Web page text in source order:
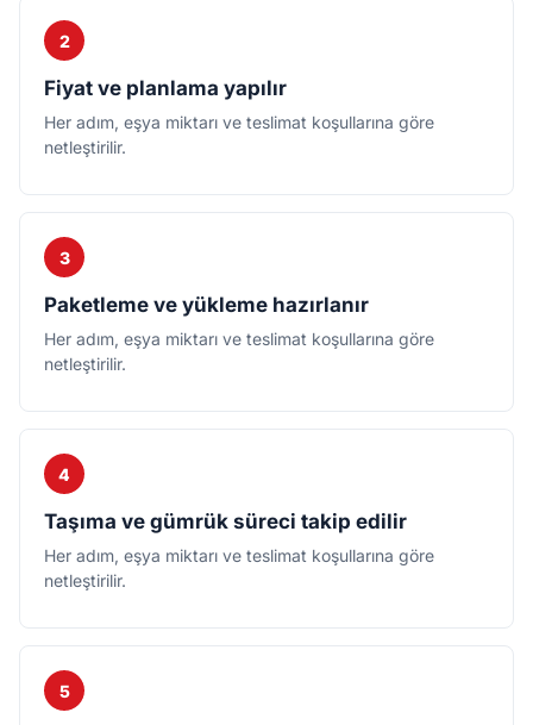
2
Fiyat ve planlama yapılır
Her adım, eşya miktarı ve teslimat koşullarına göre
netleştirilir.
3
Paketleme ve yükleme hazırlanır
Her adım, eşya miktarı ve teslimat koşullarına göre
netleştirilir.
4
Taşıma ve gümrük süreci takip edilir
Her adım, eşya miktarı ve teslimat koşullarına göre
netleştirilir.
5